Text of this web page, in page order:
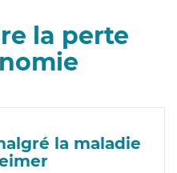
la perte
la maladie